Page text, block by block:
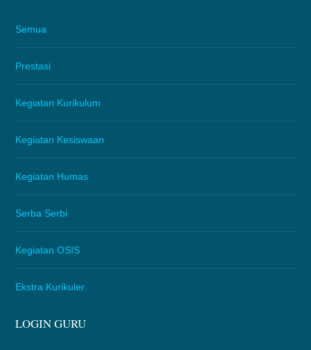
Semua
Prestasi
Kegiatan Kurikulum
Kegiatan Kesiswaan
Kegiatan Humas
Serba Serbi
Kegiatan OSIS
Ekstra Kurikuler
LOGIN GURU